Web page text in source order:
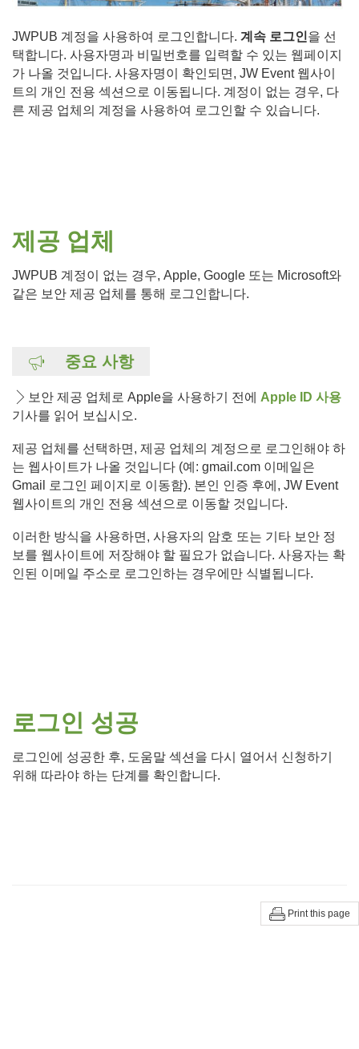
JWPUB 계정을 사용하여 로그인합니다. 계속 로그인을 선
택합니다. 사용자명과 비밀번호를 입력할 수 있는 웹페이지
가 나올 것입니다. 사용자명이 확인되면, JW Event 웹사이
트의 개인 전용 섹션으로 이동됩니다. 계정이 없는 경우, 다
른 제공 업체의 계정을 사용하여 로그인할 수 있습니다.
제공 업체
JWPUB 계정이 없는 경우, Apple, Google 또는 Microsoft와
같은 보안 제공 업체를 통해 로그인합니다.
중요 사항
보안 제공 업체로 Apple을 사용하기 전에 Apple ID 사용
기사를 읽어 보십시오.
제공 업체를 선택하면, 제공 업체의 계정으로 로그인해야 하
는 웹사이트가 나올 것입니다 (예: gmail.com 이메일은
Gmail 로그인 페이지로 이동함). 본인 인증 후에, JW Event
웹사이트의 개인 전용 섹션으로 이동할 것입니다.
이러한 방식을 사용하면, 사용자의 암호 또는 기타 보안 정
보를 웹사이트에 저장해야 할 필요가 없습니다. 사용자는 확
인된 이메일 주소로 로그인하는 경우에만 식별됩니다.
로그인 성공
로그인에 성공한 후, 도움말 섹션을 다시 열어서 신청하기
위해 따라야 하는 단계를 확인합니다.
Print this page